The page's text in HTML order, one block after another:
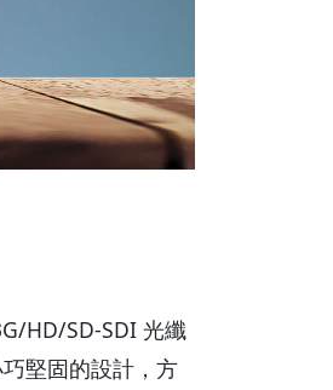
HD/SD-SDI 光纖
堅固的設計，方